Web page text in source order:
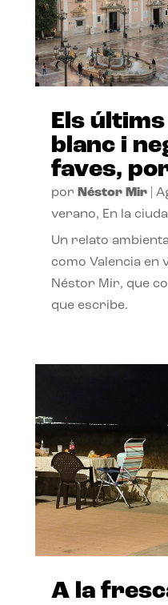
Els
blanc i
faves,
por Néstor Mir|
verano, En la
Un relato
como Valencia en
Néstor Mir, que
que escribe.
A la